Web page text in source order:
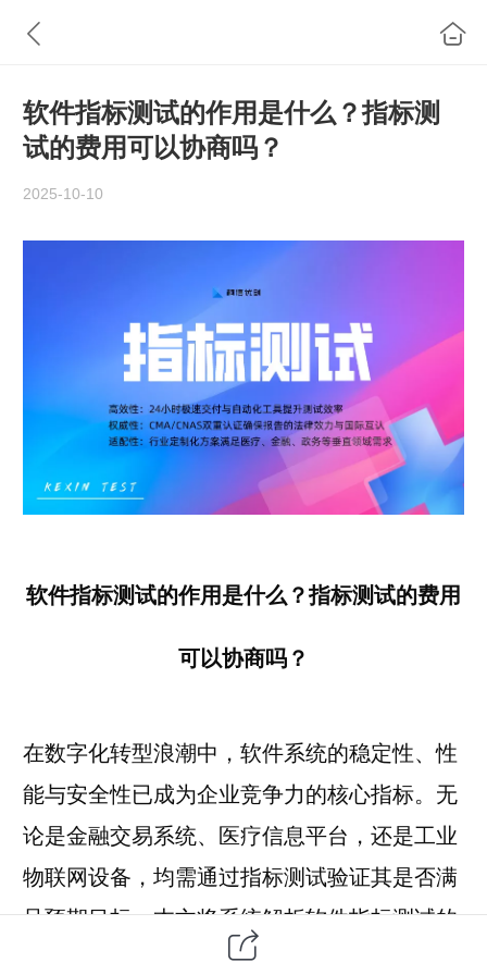
软件指标测试的作用是什么？指标测
试的费用可以协商吗？
2025-10-10
软件指标测试的作用是什么？指标测试的费用
可以协商吗？
在数字化转型浪潮中， 软件系统的稳定性、性
能与安全性已成为企业竞争力的核心指标。无
论是金融交易系统、医疗信息平台，还是工业
物联网设备，均需通过指标测试验证其是否满
足预期目标。本文将系统解析软件指标测试的
核心价值，并探讨费用协商的可行路径。